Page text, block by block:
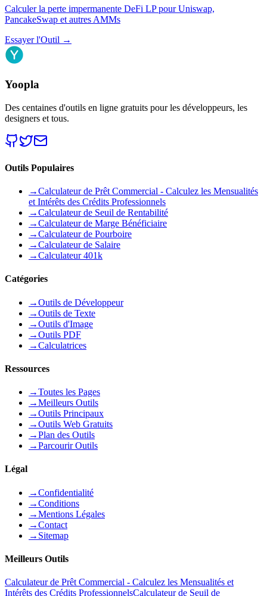
Calculer la perte impermanente DeFi LP pour Uniswap,
PancakeSwap et autres AMMs
Essayer l'Outil →
Yoopla
Des centaines d'outils en ligne gratuits pour les développeurs, les
designers et tous.
Outils Populaires
→Calculateur de Prêt Commercial - Calculez les Mensualités
et Intérêts des Crédits Professionnels
→Calculateur de Seuil de Rentabilité
→Calculateur de Marge Bénéficiaire
→Calculateur de Pourboire
→Calculateur de Salaire
→Calculateur 401k
Catégories
→Outils de Développeur
→Outils de Texte
→Outils d'Image
→Outils PDF
→Calculatrices
Ressources
→Toutes les Pages
→Meilleurs Outils
→Outils Principaux
→Outils Web Gratuits
→Plan des Outils
→Parcourir Outils
Légal
→Confidentialité
→Conditions
→Mentions Légales
→Contact
→ Sitemap
Meilleurs Outils
Calculateur de Prêt Commercial - Calculez les Mensualités et
Intérêts des Crédits ProfessionnelsCalculateur de Seuil de